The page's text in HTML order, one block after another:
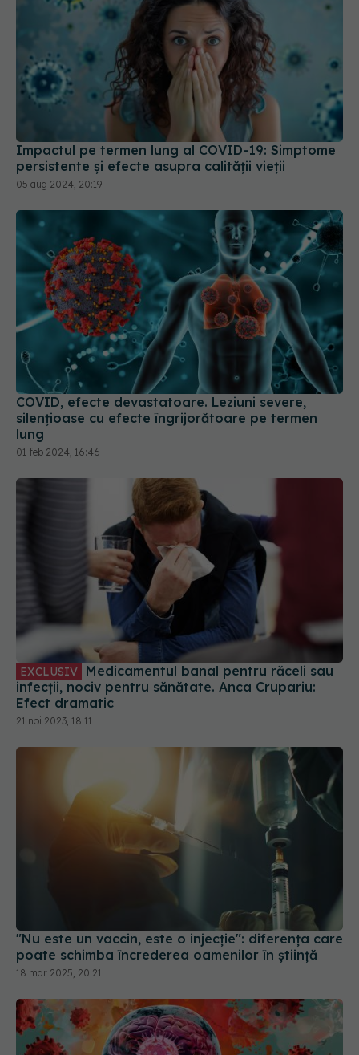
Impactul pe termen lung al COVID-19: Simptome
persistente și efecte asupra calității vieții
COVID, efecte devastatoare. Leziuni severe,
silențioase cu efecte îngrijorătoare pe termen
lung
01 feb 2024, 16:46
infecții, nociv pentru sănătate. Anca Crupariu:
Efect dramatic
21 noi 2023, 18:11
"Nu este un vaccin, este o injecție": diferența care
poate schimba încrederea oamenilor în știință